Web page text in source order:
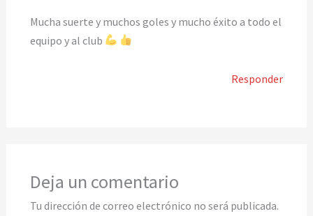
Mucha suerte y muchos goles y mucho éxito a todo el
equipo y al club
Responder
Deja un comentario
Tu dirección de correo electrónico no será publicada.